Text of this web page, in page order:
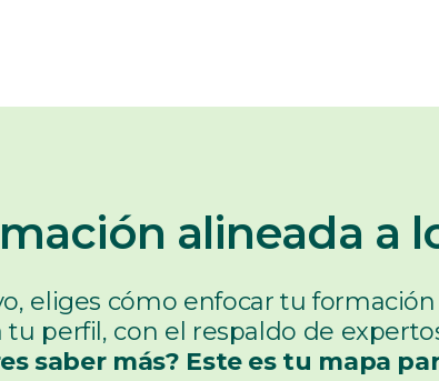
alineada a
eliges cómo enfocar tu
tu perfil, con el respaldo de
saber más? Este es tu mapa